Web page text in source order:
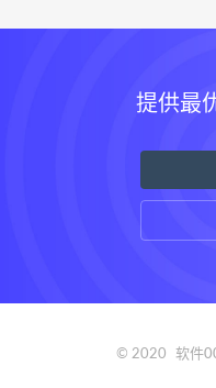
提供最
© 2020 软件